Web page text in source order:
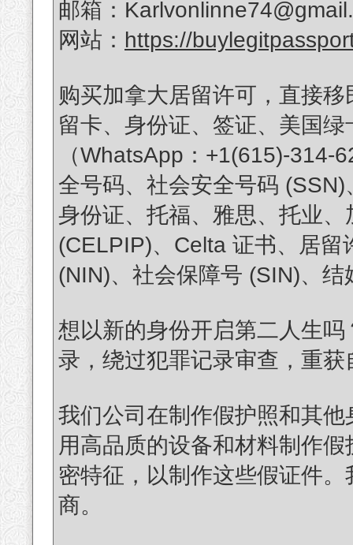
邮箱：
网站： https://
购买加拿大居留许可，直接
留卡、身份证、签证、美国
（WhatsApp：+1(615)-314-
全号码、社会安全号码
身份证、托福、雅思、托业
(CELPIP)、Celta 证书、居
(NIN)、社会保障号 (SIN)、
想以新的身份开启第二人生
录，绕过犯罪记录审查，重获
我们公司在制作假护照和其
用高品质的设备和材料制作
密特征，以制作这些假证件
商。